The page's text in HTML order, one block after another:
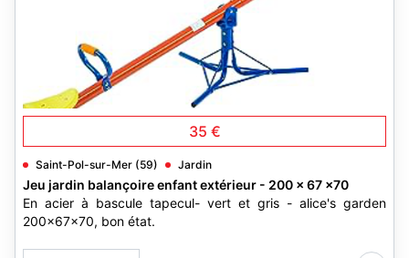
35 €
Saint-Pol-sur-Mer (59) Jardin
Jeu jardin balançoire enfant extérieur - 200 x 67 x70
En acier à bascule tapecul- vert et gris - alice's garden
200x67x70, bon état.